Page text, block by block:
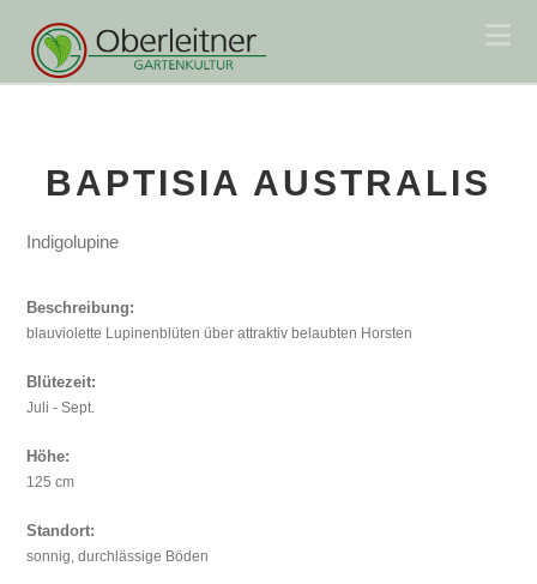
BAPTISIA AUSTRALIS
Indigolupine
Beschreibung:
blauviolette Lupinenblüten über attraktiv belaubten Horsten
Blütezeit:
Juli - Sept.
Höhe:
125 cm
Standort:
sonnig, durchlässige Böden